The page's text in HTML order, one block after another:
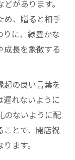
があります。
め、贈ると相手
りに、緑豊かな
成長を象徴する
起の良い言葉を
遅れないように
のないように配
ことで、開店祝
ます。